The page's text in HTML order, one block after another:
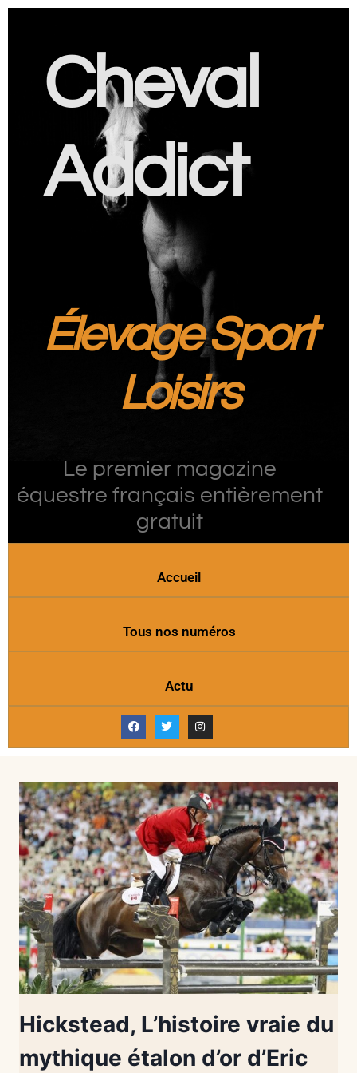
Cheval
Addict
Élevage Sport
Loisirs
Le premier magazine
équestre français entièrement
gratuit
Accueil
Tous nos numéros
Actu
Hickstead, L’histoire vraie du
mythique étalon d’or d’Eric